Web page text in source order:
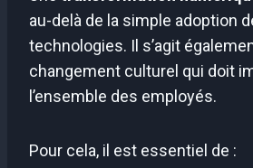
au-delà de la simple adoption
technologies. Il s’agit
changement culturel qui doit
l’ensemble des employés.
Pour cela, il est essentiel de :